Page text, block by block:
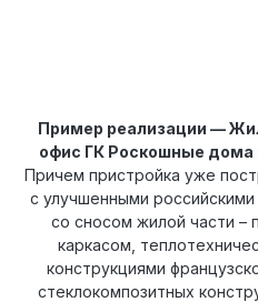
Пример реализации —
офис ГК Роскошные
Причем пристройка уже
с улучшенными
со сносом жилой части –
каркасом,
конструкциями
стеклокомпозитных